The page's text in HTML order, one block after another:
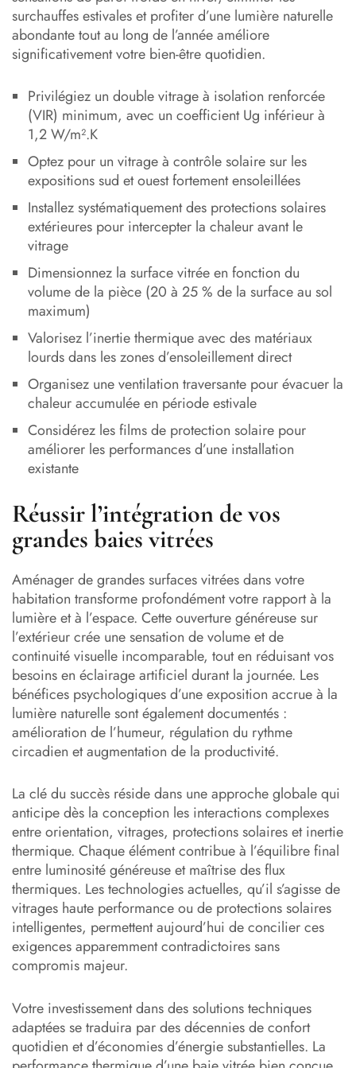
surchauffes estivales et profiter d’une lumière naturelle
abondante tout au long de l’année améliore
significativement votre bien-être quotidien.
Privilégiez un double vitrage à isolation renforcée
(VIR) minimum, avec un coefficient Ug inférieur à
1,2 W/m².K
Optez pour un vitrage à contrôle solaire sur les
expositions sud et ouest fortement ensoleillées
Installez systématiquement des protections solaires
extérieures pour intercepter la chaleur avant le
vitrage
Dimensionnez la surface vitrée en fonction du
volume de la pièce (20 à 25 % de la surface au sol
maximum)
Valorisez l’inertie thermique avec des matériaux
lourds dans les zones d’ensoleillement direct
Organisez une ventilation traversante pour évacuer la
chaleur accumulée en période estivale
Considérez les films de protection solaire pour
améliorer les performances d’une installation
existante
Réussir l’intégration de vos
grandes baies vitrées
Aménager de grandes surfaces vitrées dans votre
habitation transforme profondément votre rapport à la
lumière et à l’espace. Cette ouverture généreuse sur
l’extérieur crée une sensation de volume et de
continuité visuelle incomparable, tout en réduisant vos
besoins en éclairage artificiel durant la journée. Les
bénéfices psychologiques d’une exposition accrue à la
lumière naturelle sont également documentés :
amélioration de l’humeur, régulation du rythme
circadien et augmentation de la productivité.
La clé du succès réside dans une approche globale qui
anticipe dès la conception les interactions complexes
entre orientation, vitrages, protections solaires et inertie
thermique. Chaque élément contribue à l’équilibre final
entre luminosité généreuse et maîtrise des flux
thermiques. Les technologies actuelles, qu’il s’agisse de
vitrages haute performance ou de protections solaires
intelligentes, permettent aujourd’hui de concilier ces
exigences apparemment contradictoires sans
compromis majeur.
Votre investissement dans des solutions techniques
adaptées se traduira par des décennies de confort
quotidien et d’économies d’énergie substantielles. La